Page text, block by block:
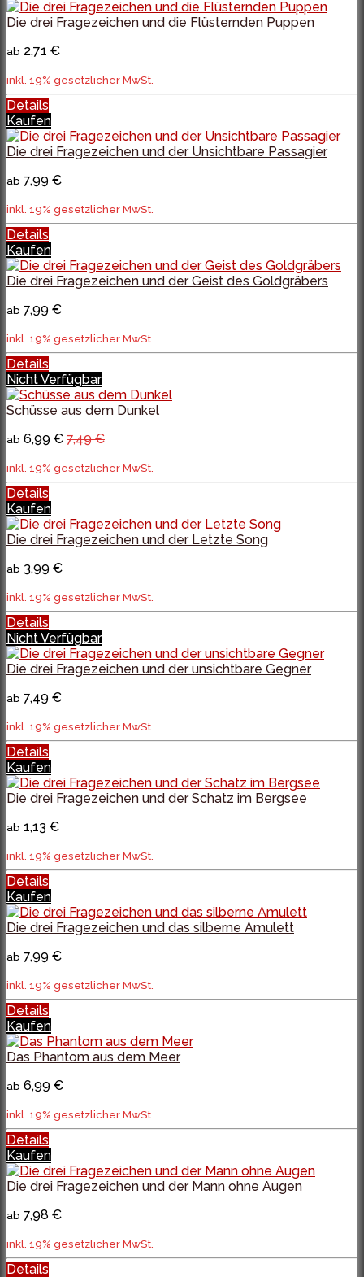
Die drei Fragezeichen und die Flüsternden Puppen
ab 2,71 €
inkl. 19% gesetzlicher MwSt.
Details
Kaufen
Die drei Fragezeichen und der Unsichtbare Passagier
ab 7,99 €
inkl. 19% gesetzlicher MwSt.
Details
Kaufen
Die drei Fragezeichen und der Geist des Goldgräbers
ab 7,99 €
inkl. 19% gesetzlicher MwSt.
Details
Nicht Verfügbar
Schüsse aus dem Dunkel
ab 6,99 € 7,49 €
inkl. 19% gesetzlicher MwSt.
Details
Kaufen
Die drei Fragezeichen und der Letzte Song
ab 3,99 €
inkl. 19% gesetzlicher MwSt.
Details
Nicht Verfügbar
Die drei Fragezeichen und der unsichtbare Gegner
ab 7,49 €
inkl. 19% gesetzlicher MwSt.
Details
Kaufen
Die drei Fragezeichen und der Schatz im Bergsee
ab 1,13 €
inkl. 19% gesetzlicher MwSt.
Details
Kaufen
Die drei Fragezeichen und das silberne Amulett
ab 7,99 €
inkl. 19% gesetzlicher MwSt.
Details
Kaufen
Das Phantom aus dem Meer
ab 6,99 €
inkl. 19% gesetzlicher MwSt.
Details
Kaufen
Die drei Fragezeichen und der Mann ohne Augen
ab 7,98 €
inkl. 19% gesetzlicher MwSt.
Details